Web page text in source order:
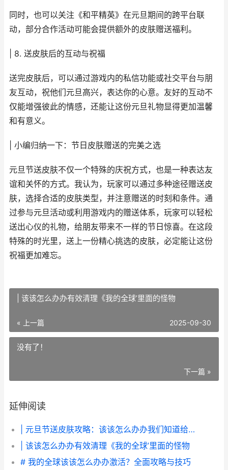
同时，也可以关注《和平精英》在元旦期间的跨平台联
动，部分合作活动可能会提供额外的皮肤赠送福利。
| 8. 送皮肤后的互动与祝福
送完皮肤后，可以通过游戏内的私信功能或社交平台与朋
友互动，祝他们元旦高兴，表达你的心意。友好的互动不
仅能增强彼此的情感，还能让这份元旦礼物显得更加温馨
和有意义。
| 小编归纳一下：节日皮肤赠送的完美之选
元旦节送皮肤不仅一个特殊的庆祝方式，也是一种表达友
谊和关怀的方式。我认为，玩家可以通过多种途径赠送皮
肤，选择合适的皮肤类型，并注意赠送的时刻和条件。通
过参与元旦活动或利用游戏内的赠送体系，玩家可以轻松
送出心仪的礼物，给朋友带来不一样的节日惊喜。在这段
特殊的时光里，送上一份精心挑选的皮肤，必定能让这份
祝福更加难忘。
| 该该怎么办办有效清理《我的全球’里面的怪物
« 上一篇 2025-09-30
没有了！
下一篇 »
延伸阅读
| 元旦节送皮肤攻略：该该怎么办办我们知道给朋友送上元旦惊喜？
| 该该怎么办办有效清理《我的全球’里面的怪物
# 我的全球该该怎么办办激活？全面攻略与技巧